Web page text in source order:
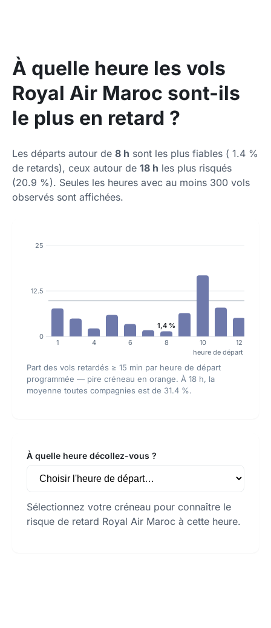
À quelle heure les vols
Royal Air Maroc sont-ils
le plus en retard ?
Les départs autour de 8 h sont les plus fiables ( 1.4 %
de retards), ceux autour de 18 h les plus risqués
(20.9 %). Seules les heures avec au moins 300 vols
observés sont affichées.
0
12.5
25
1 4 6
1,4 %
8 10
12
heure de départ
Part des vols retardés ≥ 15 min par heure de départ
programmée — pire créneau en orange. À 18 h, la
moyenne toutes compagnies est de 31.4 %.
À quelle heure décollez-vous ?
Sélectionnez votre créneau pour connaître le
risque de retard Royal Air Maroc à cette heure.